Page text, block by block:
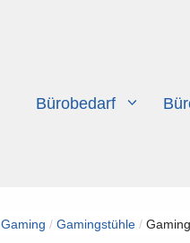
Bürobedarf
Gaming / Gamingstühle /